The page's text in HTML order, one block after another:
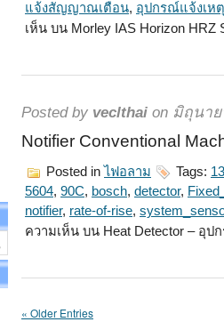
แจ้งสัญญาณเตือน, อุปกรณ์แจ้งเห
เห็น บน Morley IAS Horizon HRZ
Posted by veclthai on มิถุนาย
Notifier Conventional
Posted in ไฟอลาม Tags:
5604, 90C, bosch, detector,
notifier, rate-of-rise,
ความเห็น บน Heat Detector – อุป
« Older Entries